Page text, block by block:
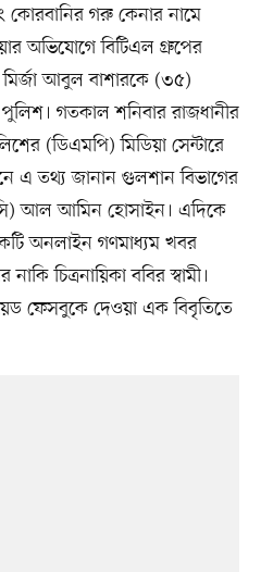
কোরবানির গরু কেনার নামে
অভিযোগে বিটিএল গ্রুপের
মির্জা আবুল বাশারকে (৩৫)
পুলিশ। গতকাল শনিবার রাজধানীর
(ডিএমপি) মিডিয়া সেন্টারে
এ তথ্য জানান গুলশান বিভাগের
আল আমিন হোসাইন। এদিকে
অনলাইন গণমাধ্যম খবর
চিত্রনায়িকা ববির স্বামী।
ফেসবুকে দেওয়া এক বিবৃতিতে